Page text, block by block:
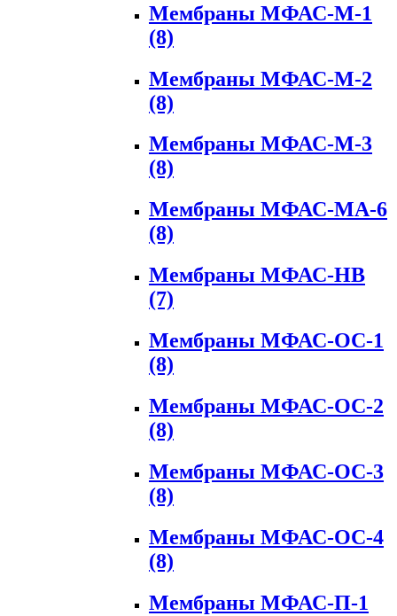
Мембраны МФАС-М-1
(8)
Мембраны МФАС-М-2
(8)
Мембраны МФАС-М-3
(8)
Мембраны МФАС-МА-6
(8)
Мембраны МФАС-НВ
(7)
Мембраны МФАС-ОС-1
(8)
Мембраны МФАС-ОС-2
(8)
Мембраны МФАС-ОС-3
(8)
Мембраны МФАС-ОС-4
(8)
Мембраны МФАС-П-1